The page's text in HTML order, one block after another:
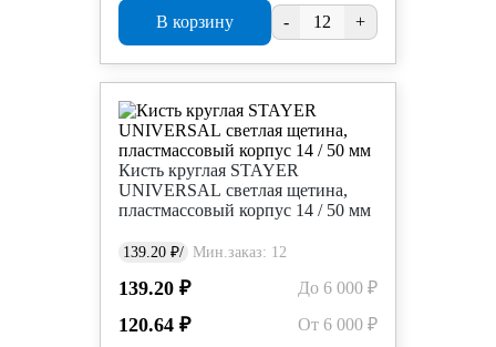
В корзину - +
Кисть круглая STAYER
UNIVERSAL светлая щетина,
пластмассовый корпус 14 / 50 мм
139.20 ₽/ Мин.заказ: 12
139.20 ₽ До 6 000 ₽
120.64 ₽ От 6 000 ₽